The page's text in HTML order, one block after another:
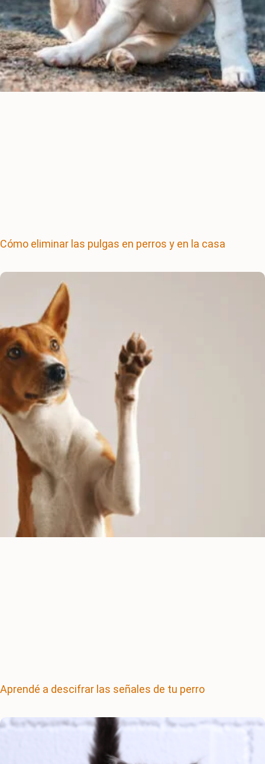
Cómo eliminar las pulgas en perros y en la casa
Aprendé a descifrar las señales de tu perro